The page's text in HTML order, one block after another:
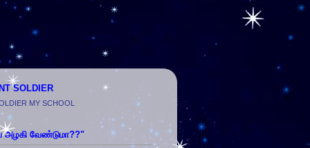
SOLDIER
MY SCHOOL
அழகி வேண்டுமா??"